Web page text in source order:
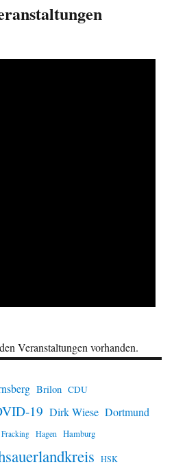
Veranstaltungen vorhanden.
Brilon CDU
19 Dirk Wiese Dortmund
Fracking Hagen Hamburg
HSK